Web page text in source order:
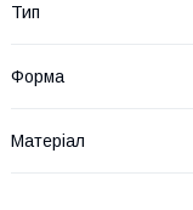
Тип
Форма
Матеріал